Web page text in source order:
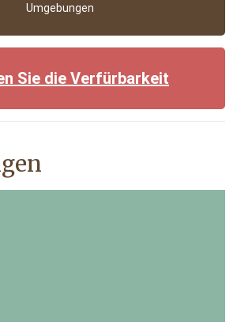
Umgebungen
Sie die Verfürbarkeit